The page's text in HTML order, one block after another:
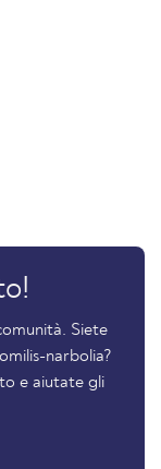
Siete
narbolia?
e aiutate gli